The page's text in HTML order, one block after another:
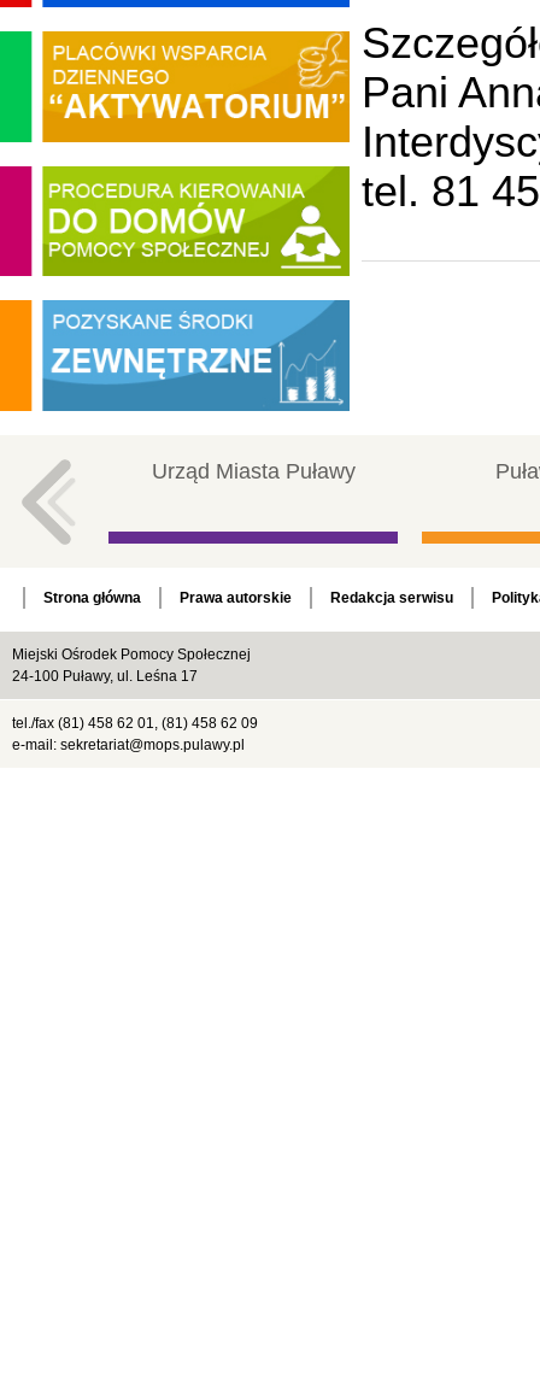
Pani
tel. 81
Urząd Miasta Puławy
Strona główna Prawa autorskie Redakcja serwisu
Miejski Ośrodek Pomocy Społecznej
24-100 Puławy, ul. Leśna 17
tel./fax (81) 458 62 01, (81) 458 62 09
e-mail: sekretariat@mops.pulawy.pl